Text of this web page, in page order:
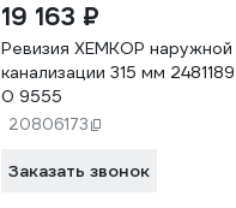
19 163 ₽
Ревизия ХЕМКОР наружной
канализации 315 мм 2481189
0 9555
20806173
Заказать звонок